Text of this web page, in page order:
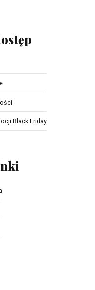
Black Friday